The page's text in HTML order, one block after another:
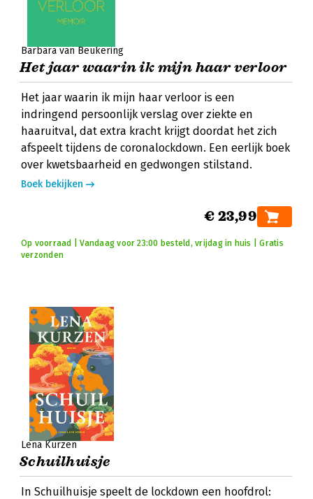
Barbara van Beukering
Het jaar waarin ik mijn haar verloor
Het jaar waarin ik mijn haar verloor is een
indringend persoonlijk verslag over ziekte en
haaruitval, dat extra kracht krijgt doordat het zich
afspeelt tijdens de coronalockdown. Een eerlijk boek
over kwetsbaarheid en gedwongen stilstand.
Boek bekijken
€ 23,99
Op voorraad | Vandaag voor 23:00 besteld, vrijdag in huis | Gratis
verzonden
Lena Kurzen
Schuilhuisje
In Schuilhuisje speelt de lockdown een hoofdrol: